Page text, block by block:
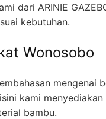
dari ARINIE
kebutuhan.
Wonosobo
mengenai
kami
bambu.